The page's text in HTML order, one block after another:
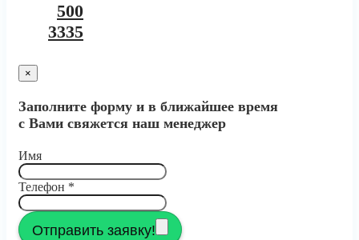
500
3335
×
Заполните форму и в ближайшее время
с Вами свяжется наш менеджер
Имя
Телефон *
Отправить заявку!